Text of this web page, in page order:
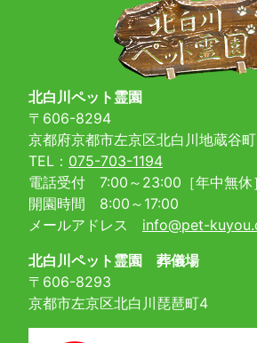
北白川ペット霊園
〒606-8294
京都府京都市左京区北白川地蔵谷
TEL： 075-703-1194
電話受付 7:00～23:00［年中無休］
開園時間 8:00～17:00
メールアドレス info@pet-
北白川ペット霊園 葬儀場
〒606-8293
京都市左京区北白川琵琶町4